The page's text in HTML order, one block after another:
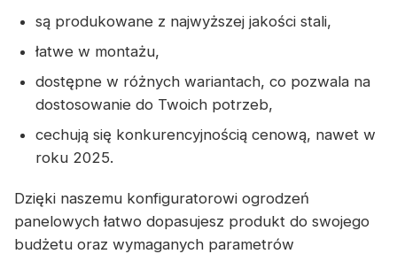
są produkowane z najwyższej jakości stali,
łatwe w montażu,
dostępne w różnych wariantach, co pozwala na
dostosowanie do Twoich potrzeb,
cechują się konkurencyjnością cenową, nawet w
roku 2025.
Dzięki naszemu konfiguratorowi ogrodzeń
panelowych łatwo dopasujesz produkt do swojego
budżetu oraz wymaganych parametrów